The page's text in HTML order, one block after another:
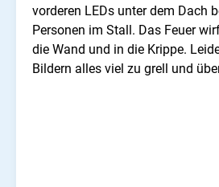
vorderen LEDs unter dem Dach
Personen im Stall. Das Feuer
die Wand und in die Krippe.
Bildern alles viel zu grell und